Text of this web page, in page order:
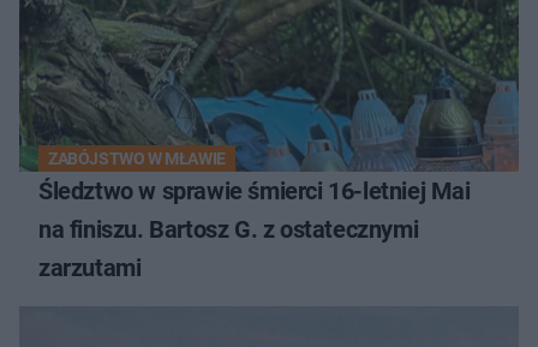
ZABÓJSTWO W MŁAWIE
Śledztwo w sprawie śmierci 16-letniej Mai
na finiszu. Bartosz G. z ostatecznymi
zarzutami